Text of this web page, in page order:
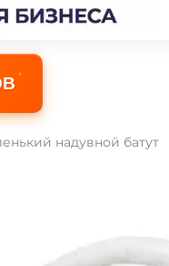
надувной батут